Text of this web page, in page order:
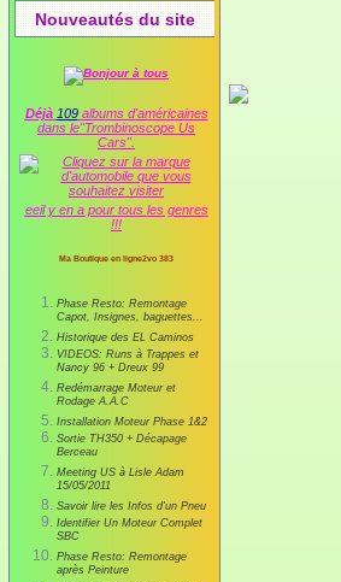
Nouveautés du site
Déjà 109albums d'américaines
dans le"Trombinoscope Us
Cars".
eeil y en a pour tous les genres
!!!
Ma Boutique en ligne2vo 383
Phase Resto: Remontage
Capot, Insignes, baguettes...
Historique des EL Caminos
VIDEOS: Runs à Trappes et
Nancy 96 + Dreux 99
Redémarrage Moteur et
Rodage A.A.C
Installation Moteur Phase 1&2
Sortie TH350 + Décapage
Berceau
Meeting US à Lisle Adam
15/05/2011
Savoir lire les Infos d'un Pneu
Identifier Un Moteur Complet
SBC
Phase Resto: Remontage
après Peinture